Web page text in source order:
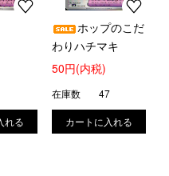
ホップのこだ
わりハチマキ
50円(内税)
在庫数 47